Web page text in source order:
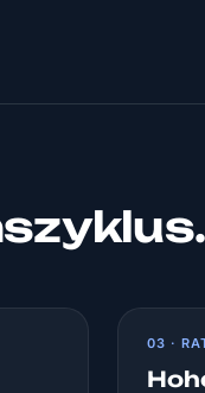
03 ·